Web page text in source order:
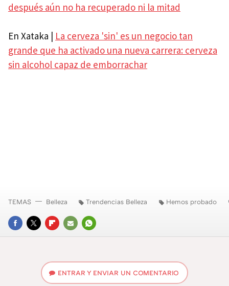
después aún no ha recuperado ni la mitad
En Xataka | La cerveza 'sin' es un negocio tan
grande que ha activado una nueva carrera: cerveza
sin alcohol capaz de emborrachar
FACEBOOK
TWITTERFLIPBOARD
E-
WHATSAPP
TEMAS Belleza Trendencias Belleza Hemos probado
ENTRAR Y ENVIAR UN COMENTARIO